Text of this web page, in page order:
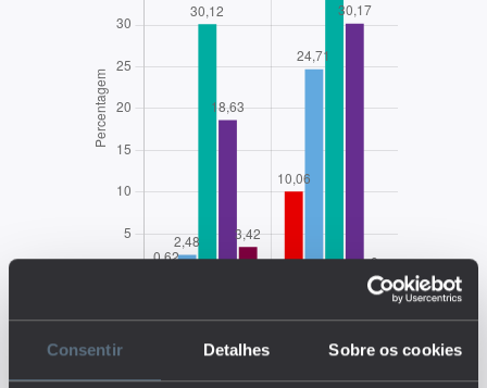
Consentir Detalhes Sobre os cookies